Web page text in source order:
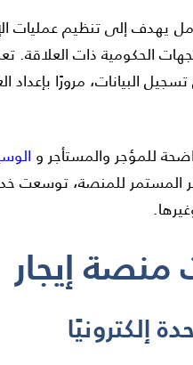
يهدف إلى تنظيم عمليات
الحكومية ذات
البيانات، مرورًا بإعداد
للمؤجر والمستأجر و
المستمر للمنصة، توسعت
منصة إيجار